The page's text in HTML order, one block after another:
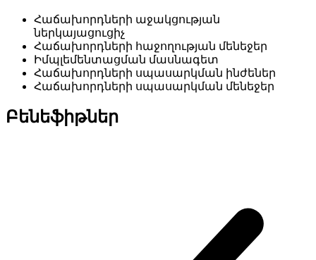
Հաճախորդների աջակցության
ներկայացուցիչ
Հաճախորդների հաջողության մենեջեր
Իմպլեմենտացման մասնագետ
Հաճախորդների սպասարկման ինժեներ
Հաճախորդների սպասարկման մենեջեր
Բենեֆիթներ